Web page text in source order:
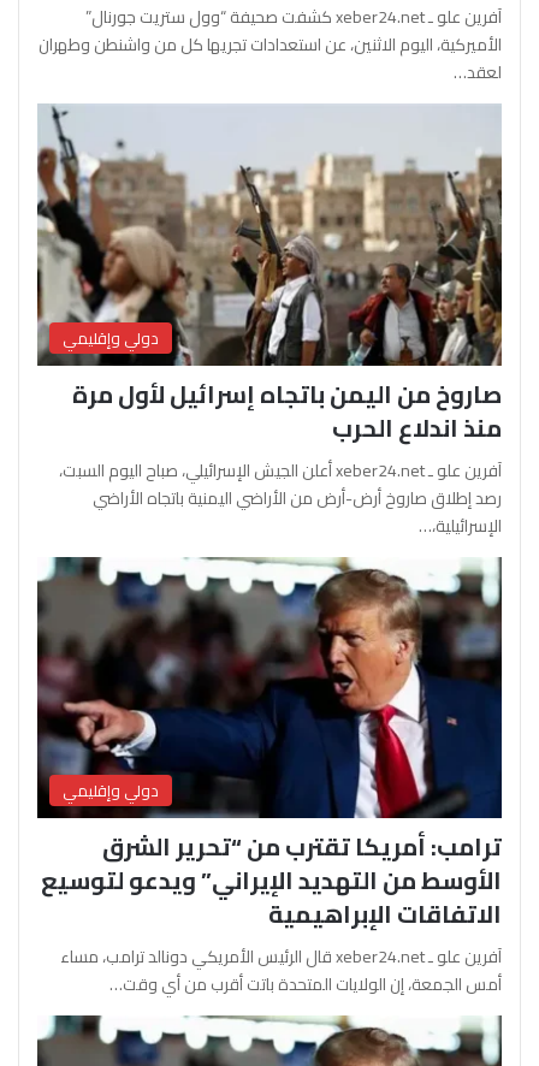
آفرين علو ـ xeber24.net كشفت صحيفة “وول ستريت جورنال”
الأميركية، اليوم الاثنين، عن استعدادات تجريها كل من واشنطن وطهران
لعقد…
دولي وإقليمي
صاروخ من اليمن باتجاه إسرائيل لأول مرة
منذ اندلاع الحرب
آفرين علو ـ xeber24.net أعلن الجيش الإسرائيلي، صباح اليوم السبت،
رصد إطلاق صاروخ أرض-أرض من الأراضي اليمنية باتجاه الأراضي
الإسرائيلية،…
دولي وإقليمي
ترامب: أمريكا تقترب من “تحرير الشرق
الأوسط من التهديد الإيراني” ويدعو لتوسيع
الاتفاقات الإبراهيمية
آفرين علو ـ xeber24.net قال الرئيس الأمريكي دونالد ترامب، مساء
أمس الجمعة، إن الولايات المتحدة باتت أقرب من أي وقت…